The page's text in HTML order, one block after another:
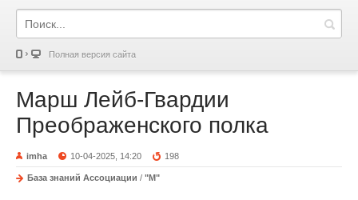
Полная версия сайта
Марш Лейб-Гвардии
Преображенского полка
imha 10-04-2025, 14:20 198
База знаний Ассоциации / "М"